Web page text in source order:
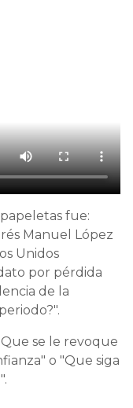
fue:
Manuel López
Unidos
por pérdida
de la
se le revoque
o "Que siga